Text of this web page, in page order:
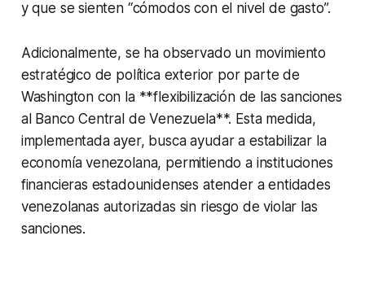
y que se sienten “cómodos con el nivel de gasto”.
Adicionalmente, se ha observado un movimiento
estratégico de política exterior por parte de
Washington con la **flexibilización de las sanciones
al Banco Central de Venezuela**. Esta medida,
implementada ayer, busca ayudar a estabilizar la
economía venezolana, permitiendo a instituciones
financieras estadounidenses atender a entidades
venezolanas autorizadas sin riesgo de violar las
sanciones.